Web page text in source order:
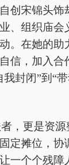
创宋锦头饰
、组织庙会
。在她的助
信，加入合
封闭”到“
，更是资
定摊位，协
一个个残障